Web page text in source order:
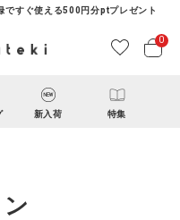
すぐ使える500円分ptプレゼント
0
新入荷 特集